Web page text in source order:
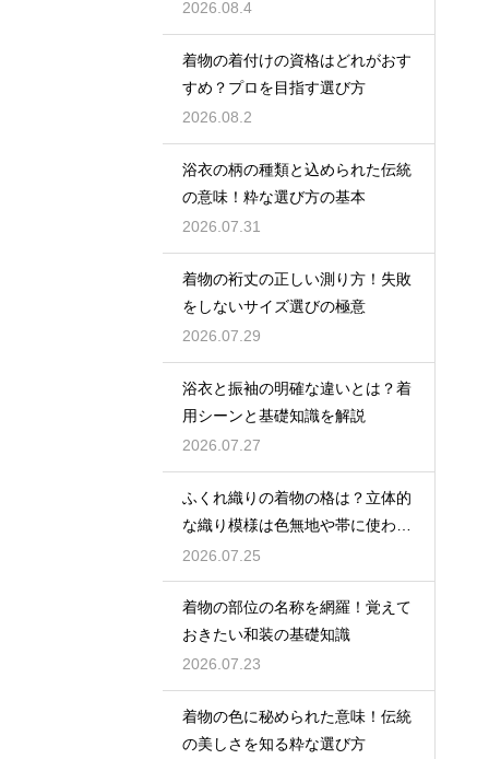
2026.08.4
着物の着付けの資格はどれがおす
すめ？プロを目指す選び方
2026.08.2
浴衣の柄の種類と込められた伝統
の意味！粋な選び方の基本
2026.07.31
着物の裄丈の正しい測り方！失敗
をしないサイズ選びの極意
2026.07.29
浴衣と振袖の明確な違いとは？着
用シーンと基礎知識を解説
2026.07.27
ふくれ織りの着物の格は？立体的
な織り模様は色無地や帯に使われ
格は控えめ
2026.07.25
着物の部位の名称を網羅！覚えて
おきたい和装の基礎知識
2026.07.23
着物の色に秘められた意味！伝統
の美しさを知る粋な選び方